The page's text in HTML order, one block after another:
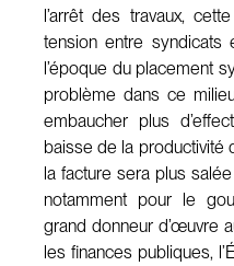
l’arrêt des travaux,
tension entre
l’époque du placement
problème dans ce
embaucher plus
baisse de la productivité
la facture sera plus
notamment pour le
grand donneur d’œuvre
les finances publiques,